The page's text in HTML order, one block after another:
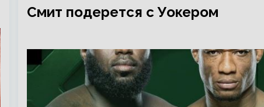
Смит подерется с Уокером